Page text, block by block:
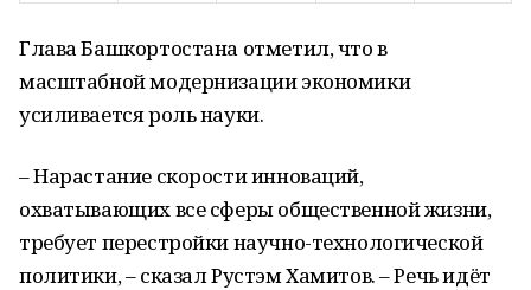
Глава Башкортостана отметил, что в
масштабной модернизации экономики
усиливается роль науки.
– Нарастание скорости инноваций,
охватывающих все сферы общественной жизни,
требует перестройки научно-технологической
политики, – сказал Рустэм Хамитов. – Речь идёт